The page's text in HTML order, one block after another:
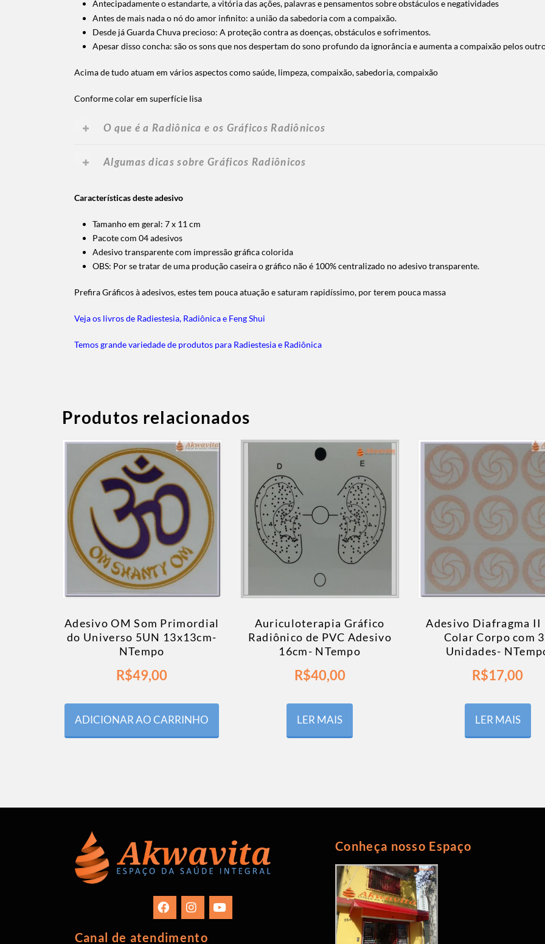
Antecipadamente o estandarte, a vitória das ações, palavras e pensamentos sobre obstáculos e negatividades
Antes de mais nada o nó do amor infinito: a união da sabedoria com a compaixão.
Desde já Guarda Chuva precioso: A proteção contra as doenças, obstáculos e sofrimentos.
Apesar disso concha: são os sons que nos despertam do sono profundo da ignorância e aumenta a compaixão pelos
Acima de tudo atuam em vários aspectos como saúde, limpeza, compaixão, sabedoria, compaixão
Conforme colar em superfície lisa
O que é a Radiônica e os Gráficos Radiônicos
Algumas dicas sobre Gráficos Radiônicos
Características deste adesivo
Tamanho em geral: 7 x 11 cm
Pacote com 04 adesivos
Adesivo transparente com impressão gráfica colorida
OBS: Por se tratar de uma produção caseira o gráfico não é 100% centralizado no adesivo transparente.
Prefira Gráficos à adesivos, estes tem pouca atuação e saturam rapidíssimo, por terem pouca massa
Veja os livros de Radiestesia, Radiônica e Feng Shui
Temos grande variedade de produtos para Radiestesia e Radiônica
Produtos relacionados
Adesivo OM Som Primordial
do Universo 5UN 13x13cm-
NTempo
R$49,00
ADICIONAR AO CARRINHO
Auriculoterapia Gráfico
Radiônico de PVC Adesivo
16cm- NTempo
R$40,00
LER MAIS
Adesivo Diafragma II
Colar Corpo com
Unidades-
R$17,00
LER MAIS
Canal de atendimento
Conheça nosso Espaço